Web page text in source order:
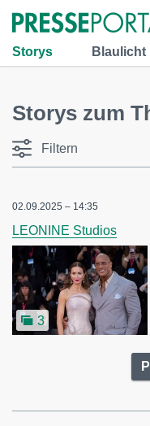
Storys Blaulicht
Storys zum
Filtern
02.09.2025 – 14:35
LEONINE Studios
3